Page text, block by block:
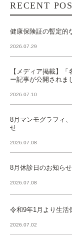
RECENT
健康保険証の暫定的
2026.07.29
【メディア掲載】
ー記事が公開されま
2026.07.10
8月マンモグラフィ
せ
2026.07.08
8月休診日のお知らせ
2026.07.08
令和9年1月より生活
2026.07.02